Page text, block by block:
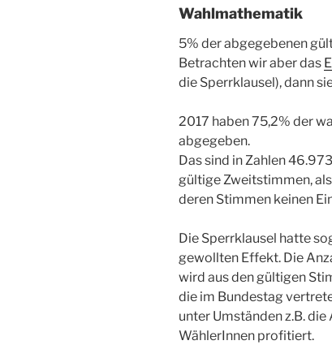
Wahlmathematik
5% der abgegebenen
Betrachten wir aber das
die Sperrklausel), dann
2017 haben 75,2% der
abgegeben.
Das sind in Zahlen
gültige Zweitstimmen,
deren Stimmen keinen
Die Sperrklausel hatte
gewollten Effekt. Die
wird aus den gültigen
die im Bundestag
unter Umständen z.B.
WählerInnen profitiert.